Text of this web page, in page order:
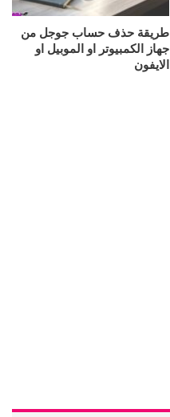
طريقة حذف حساب جوجل من
جهاز الكمبيوتر او الموبيل او
الايفون